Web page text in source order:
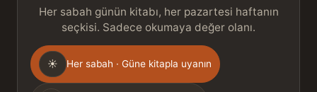
Her sabah günün kitabı, her pazartesi haftanın
seçkisi. Sadece okumaya değer olanı.
Gönderim
sıklığı
☀ Her sabah · Güne kitapla uyanın